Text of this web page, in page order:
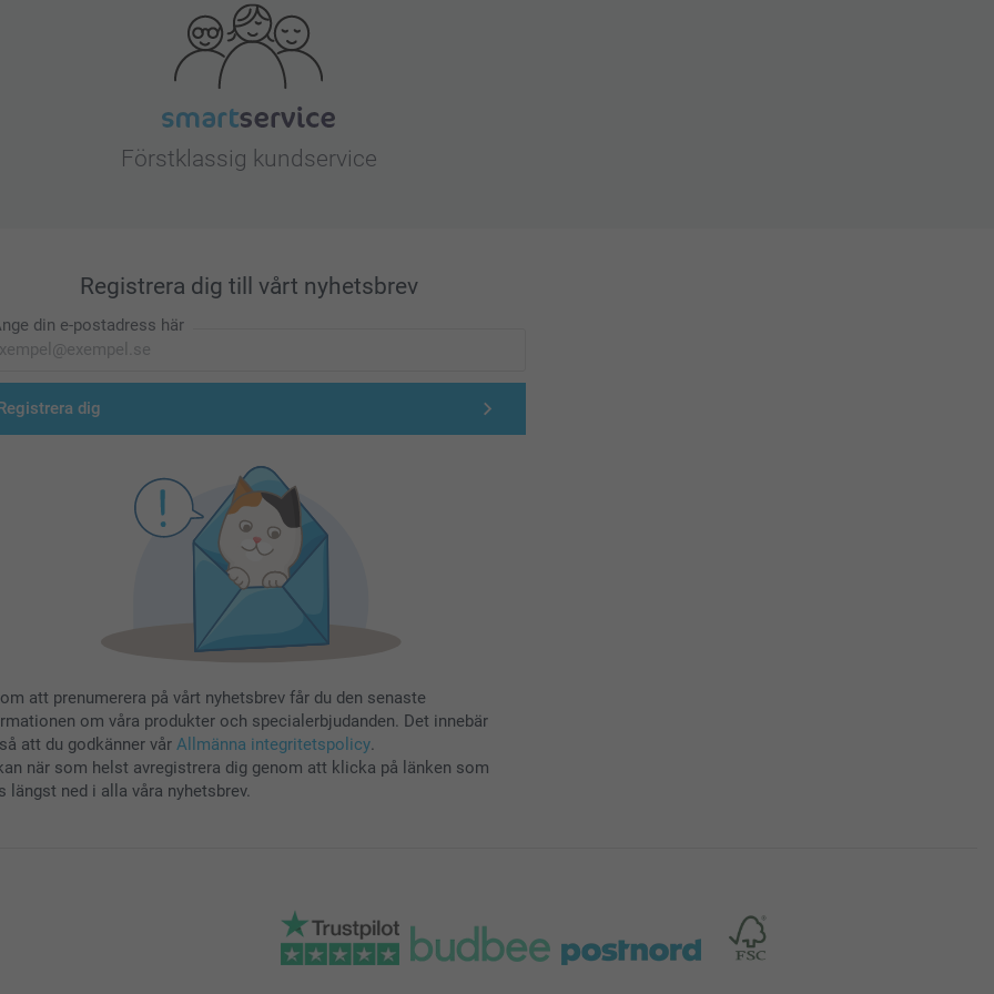
Förstklassig kundservice
Registrera dig till vårt nyhetsbrev
din e-postadress här
dig
att prenumerera på vårt nyhetsbrev får du den senaste
om våra produkter och specialerbjudanden. Det innebär
att du godkänner vår Allmänna integritetspolicy.
när som helst avregistrera dig genom att klicka på länken som
längst ned i alla våra nyhetsbrev.